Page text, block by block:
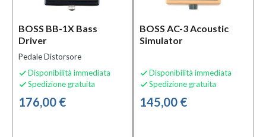
BOSS BB-1X Bass
Driver
Pedale Distorsore
 Disponibilità immediata
 Spedizione gratuita
176,00 €
BOSS AC-3 Acoustic
Simulator
 Disponibilità immediata
 Spedizione gratuita
145,00 €